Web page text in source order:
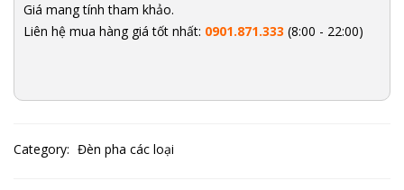
Giá mang tính tham khảo.
Liên hệ mua hàng giá tốt nhất: 0901.871.333 (8:00 - 22:00)
Category: Đèn pha các loại